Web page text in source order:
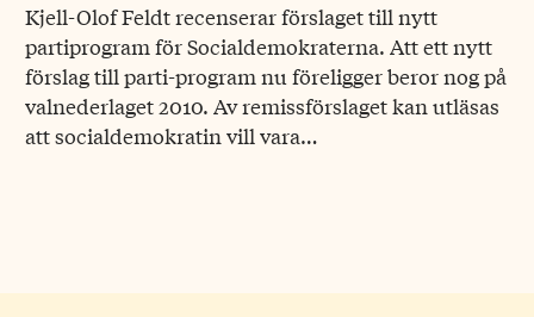
Kjell-Olof Feldt recenserar förslaget till nytt
partiprogram för Socialdemokraterna. Att ett nytt
förslag till parti-program nu föreligger beror nog på
valnederlaget 2010. Av remissförslaget kan utläsas
att socialdemokratin vill vara…